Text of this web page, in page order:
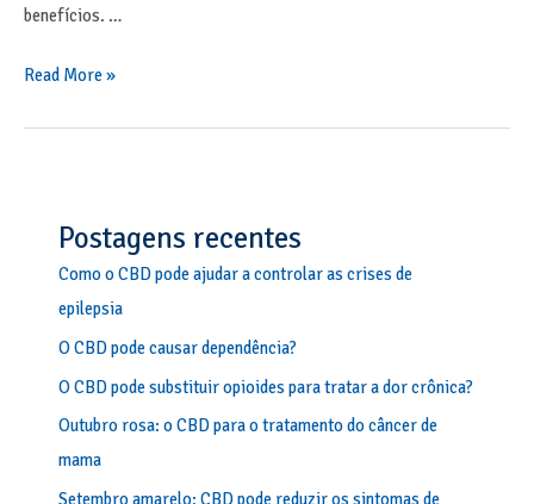
benefícios. …
Read More »
Postagens recentes
Como o CBD pode ajudar a controlar as crises de
epilepsia
O CBD pode causar dependência?
O CBD pode substituir opioides para tratar a dor crônica?
Outubro rosa: o CBD para o tratamento do câncer de
mama
Setembro amarelo: CBD pode reduzir os sintomas de